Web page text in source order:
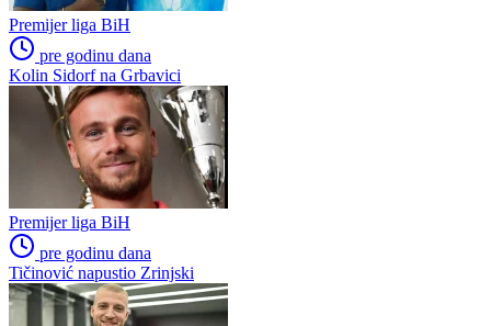
Premijer liga BiH
pre godinu dana
Kolin Sidorf na Grbavici
Premijer liga BiH
pre godinu dana
Tičinović napustio Zrinjski